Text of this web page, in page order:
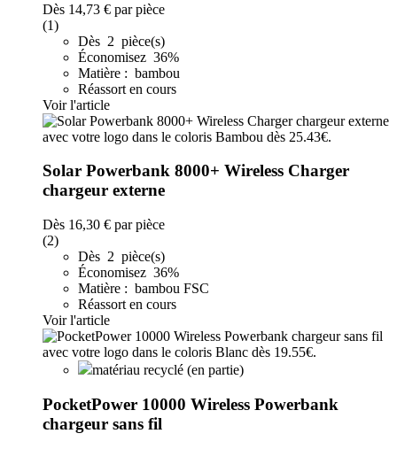
Dès 14,73 € par pièce
(1)
Dès 2 pièce(s)
Économisez 36%
Matière : bambou
Réassort en cours
Voir l'article
Solar Powerbank 8000+ Wireless Charger
chargeur externe
Dès 16,30 € par pièce
(2)
Dès 2 pièce(s)
Économisez 36%
Matière : bambou FSC
Réassort en cours
Voir l'article
matériau recyclé (en partie)
PocketPower 10000 Wireless Powerbank
chargeur sans fil